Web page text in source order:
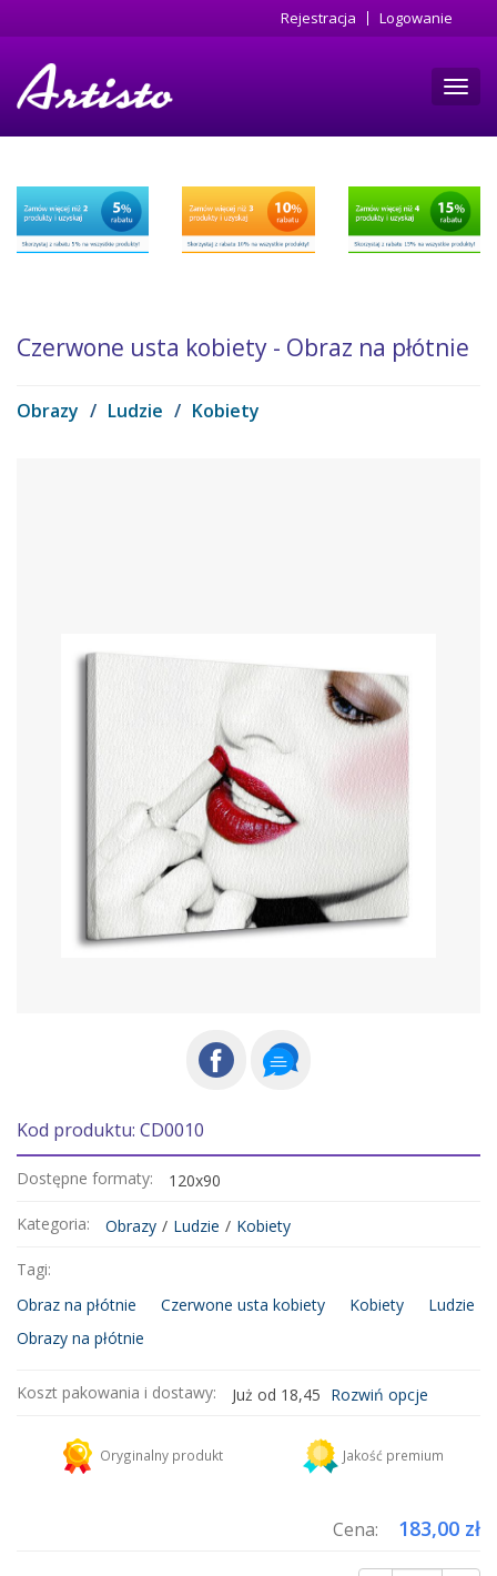
do
Rejestracja Logowanie
Czerwone usta kobiety - Obraz na płótnie
Obrazy / Ludzie / Kobiety
Kod produktu: CD0010
Dostępne formaty: 120x90
Kategoria: Obrazy / Ludzie / Kobiety
Tagi:
Obraz na płótnie
Czerwone usta kobiety Kobiety
Ludzie
Obrazy na płótnie
Koszt pakowania i dostawy: Już od 18,45 Rozwiń opcje
Kurier DHL
Dodaj więcej produktów do koszyka i zapłać za wysyłkę tylko raz!
Oryginalny produkt Jakość premium
Cena: 183,00 zł